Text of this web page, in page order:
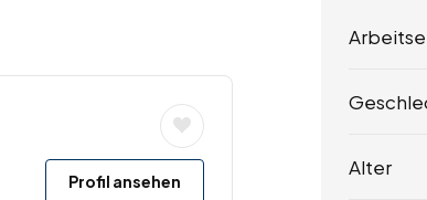
Profil ansehen
Alter